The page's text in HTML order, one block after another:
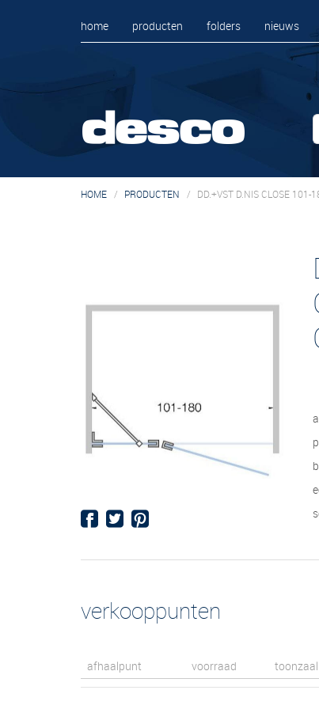
home producten folders nieuws
HOME PRODUCTEN DD.+VST D.NIS CLOSE 101-
verkooppunten
afhaalpunt voorraad toonzaal